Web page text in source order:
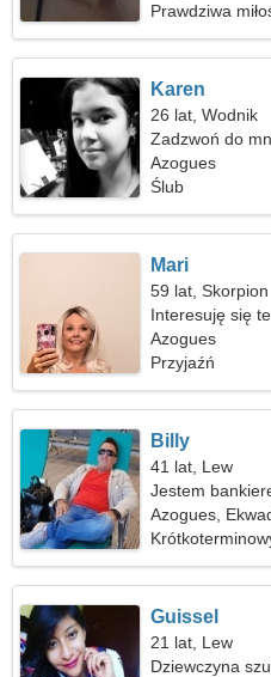
Prawdziwa
Karen
26 lat, Wodnik
Zadzwoń do
Azogues
Ślub
Mari
59 lat, Skorpion
Interesuję się
Azogues
Przyjaźń
Billy
41 lat, Lew
Jestem
Azogues,
Guissel
21 lat, Lew
Dziewczyna